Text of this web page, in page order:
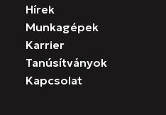
Hírek
Munkagépek
Karrier
Tanúsítványok
Kapcsolat